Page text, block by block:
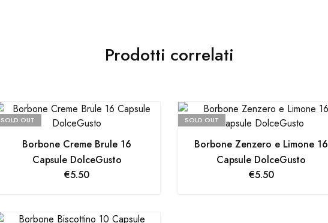
Prodotti correlati
SOLD OUT
Borbone Creme Brule 16
Capsule DolceGusto
€5.50
SOLD OUT
Borbone Zenzero e Limone 16
Capsule DolceGusto
€5.50